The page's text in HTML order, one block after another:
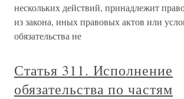
нескольких действий, принадлежит
из закона, иных правовых актов или
обязательства не
Статья 311. Исполнение
обязательства по частям